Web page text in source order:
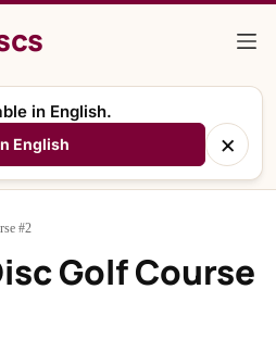
in English.
English ×
#2
Golf Course